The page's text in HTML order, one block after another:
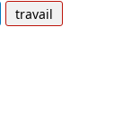
travail